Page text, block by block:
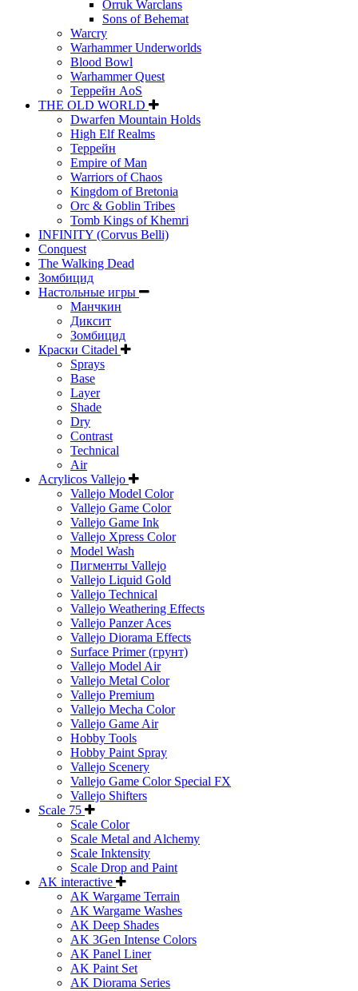
Orruk Warclans
Sons of Behemat
Warcry
Warhammer Underworlds
Blood Bowl
Warhammer Quest
Террейн AoS
THE OLD WORLD
Dwarfen Mountain Holds
High Elf Realms
Террейн
Empire of Man
Warriors of Chaos
Kingdom of Bretonia
Orc & Goblin Tribes
Tomb Kings of Khemri
INFINITY (Corvus Belli)
Conquest
The Walking Dead
Зомбицид
Настольные игры
Манчкин
Диксит
Зомбицид
Краски Citadel
Sprays
Base
Layer
Shade
Dry
Contrast
Technical
Air
Acrylicos Vallejo
Vallejo Model Color
Vallejo Game Color
Vallejo Game Ink
Vallejo Xpress Color
Model Wash
Пигменты Vallejo
Vallejo Liquid Gold
Vallejo Technical
Vallejo Weathering Effects
Vallejo Panzer Aces
Vallejo Diorama Effects
Surface Primer (грунт)
Vallejo Model Air
Vallejo Metal Color
Vallejo Premium
Vallejo Mecha Color
Vallejo Game Air
Hobby Tools
Hobby Paint Spray
Vallejo Scenery
Vallejo Game Color Special FX
Vallejo Shifters
Scale 75
Scale Color
Scale Metal and Alchemy
Scale Inktensity
Scale Drop and Paint
AK interactive
AK Wargame Terrain
AK Wargame Washes
AK Deep Shades
AK 3Gen Intense Colors
AK Panel Liner
AK Paint Set
AK Diorama Series